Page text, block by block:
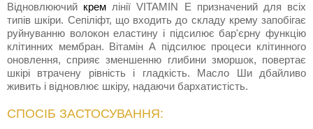
Відновлюючий крем лінії VITAMIN E призначений для всіх
типів шкіри. Сепіліфт, що входить до складу крему запобігає
руйнуванню волокон еластину і підсилює бар'єрну функцію
клітинних мембран. Вітамін А підсилює процеси клітинного
оновлення, сприяє зменшенню глибини зморшок, повертає
шкірі втрачену рівність і гладкість. Масло Ши дбайливо
живить і відновлює шкіру, надаючи бархатистість.
СПОСІБ ЗАСТОСУВАННЯ: